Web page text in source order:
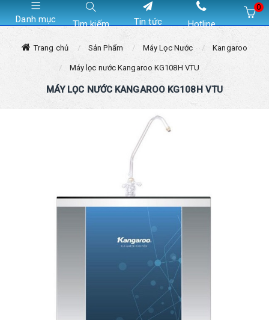
Danh mục Tìm kiếm Tin tức Hotline
0
Trang chủ Sản Phẩm Máy Lọc Nước Kangaroo
Máy lọc nước Kangaroo KG108H VTU
MÁY LỌC NƯỚC KANGAROO KG108H VTU